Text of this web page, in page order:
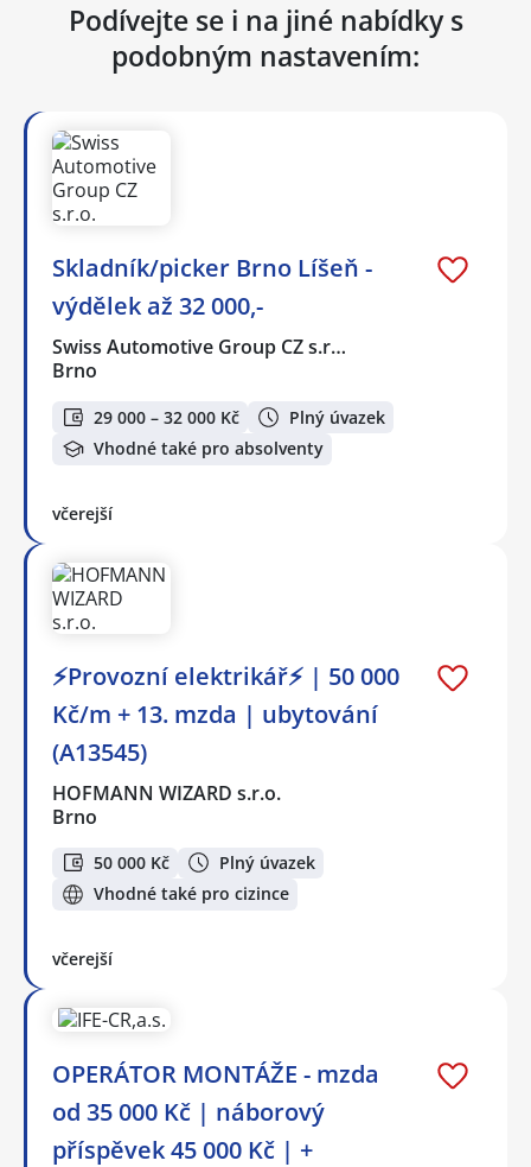
Podívejte se i na jiné nabídky s
podobným nastavením:
Skladník/picker Brno Líšeň -
výdělek až 32 000,-
Swiss Automotive Group CZ s.r…
Brno
29 000 – 32 000 Kč
Plný úvazek
Vhodné také pro absolventy
včerejší
⚡Provozní elektrikář⚡ | 50 000
Kč/m + 13. mzda | ubytování
(A13545)
HOFMANN WIZARD s.r.o.
Brno
50 000 Kč
Plný úvazek
Vhodné také pro cizince
včerejší
OPERÁTOR MONTÁŽE - mzda
od 35 000 Kč | náborový
příspěvek 45 000 Kč | +